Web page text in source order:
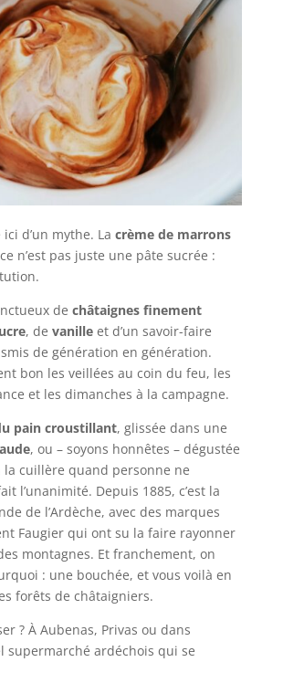
d’un mythe. La crème de marrons
n’est pas juste une pâte sucrée :
de châtaignes finement
, de vanille et d’un savoir-faire
de génération en génération.
bon les veillées au coin du feu, les
et les dimanches à la campagne.
pain croustillant, glissée dans une
, ou – soyons honnêtes – dégustée
cuillère quand personne ne
l’unanimité. Depuis 1885, c’est la
de l’Ardèche, avec des marques
Faugier qui ont su la faire rayonner
montagnes. Et franchement, on
: une bouchée, et vous voilà en
forêts de châtaigniers.
? À Aubenas, Privas ou dans
supermarché ardéchois qui se